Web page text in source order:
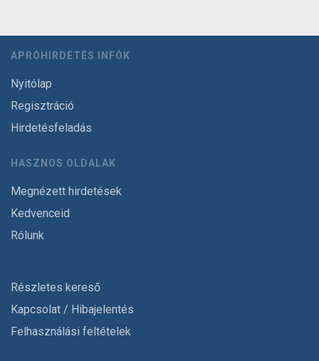
APRÓHIRDETÉS INFÓK
Nyitólap
Regisztráció
Hirdetésfeladás
HASZNOS OLDALAK
Megnézett hirdetések
Kedvenceid
Rólunk
Részletes kereső
Kapcsolat / Hibajelentés
Felhasználási feltételek